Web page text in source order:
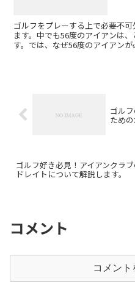
ゴルフをプレーする上で必要不
ます。中でも56度のアイアンは
す。では、なぜ56度のアイアン
ゴル
ため
ゴルフ好き必見！アイアンクラ
ドレイトについて解説します。
コメント
コメント